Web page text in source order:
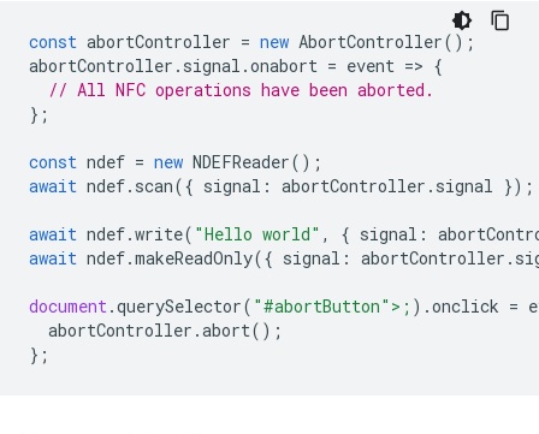
const abortController = new AbortController();
abortController . signal .onabort = event => {
// All NFC operations have been aborted.
};
const ndef = new NDEFReader();
await ndef. scan({ signal : abortController . signal });
await ndef.write( "Hello world" , { signal :
await ndef.makeReadOnly({ signal : abortController .
document.querySelector( "#abortButton">; ).onclick =
abortController .abort();
};